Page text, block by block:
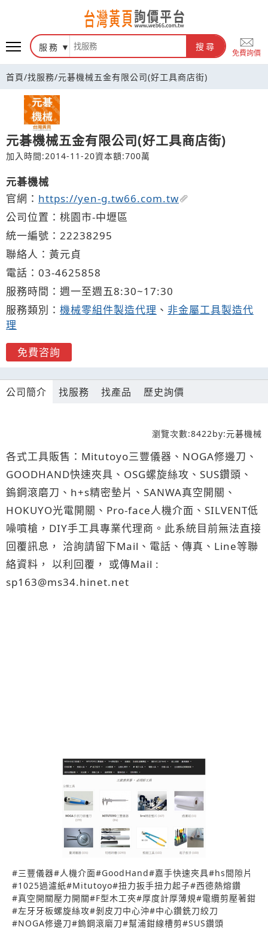
台灣黃頁詢價平台
服務 搜尋
免費詢價
首頁/找服務/元碁機械五金有限公司(好工具商店街)
元碁機械五金有限公司(好工具商店街)
加入時間:2014-11-20資本額:700萬
元碁機械
官網： https://yen-g.tw66.com.tw
公司位置：桃園市-中壢區
統一編號：22238295
聯絡人：黃元貞
電話： 03-4625858
服務時間：週一至週五8:30~17:30
服務類別： 機械零組件製造代理 、 非金屬工具製造代
理
免費咨詢
公司簡介 找服務 找產品 歷史詢價
瀏覽次數:8422by:元碁機械
各式工具販售：Mitutoyo三豐儀器、NOGA修邊刀、
GOODHAND快速夾具、OSG螺旋絲攻、SUS鑽頭、
鎢鋼滾磨刀、h+s精密墊片、SANWA真空開關、
HOKUYO光電開關、Pro-face人機介面、SILVENT低
噪噴槍，DIY手工具專業代理商。此系統目前無法直接
回覆訊息， 洽詢請留下Mail、電話、傳真、Line等聯
絡資料， 以利回覆， 或傳Mail :
sp163@ms34.hinet.net
#三豐儀器#人機介面#GoodHand#嘉手快速夾具#hs間隙片
#1025過濾紙#Mitutoyo#扭力扳手扭力起子#西德熱熔鑽
#真空開關壓力開關#F型木工夾#厚度計厚薄規#電纜剪壓著鉗
#左牙牙板螺旋絲攻#剝皮刀中心沖#中心鑽銑刀絞刀
#NOGA修邊刀#鎢鋼滾磨刀#幫浦鉗線槽剪#SUS鑽頭